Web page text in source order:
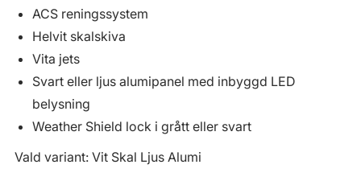
ACS reningssystem
Helvit skalskiva
Vita jets
Svart eller ljus alumipanel med inbyggd LED
belysning
Weather Shield lock i grått eller svart
Vald variant: Vit Skal Ljus Alumi